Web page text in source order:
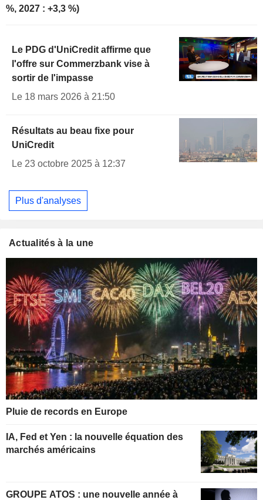
%, 2027 : +3,3 %)
Le PDG d'UniCredit affirme que
l'offre sur Commerzbank vise à
sortir de l'impasse
Le 18 mars 2026 à 21:50
Résultats au beau fixe pour
UniCredit
Le 23 octobre 2025 à 12:37
Plus d'analyses
Actualités à la une
Pluie de records en Europe
IA, Fed et Yen : la nouvelle équation des
marchés américains
GROUPE ATOS : une nouvelle année à